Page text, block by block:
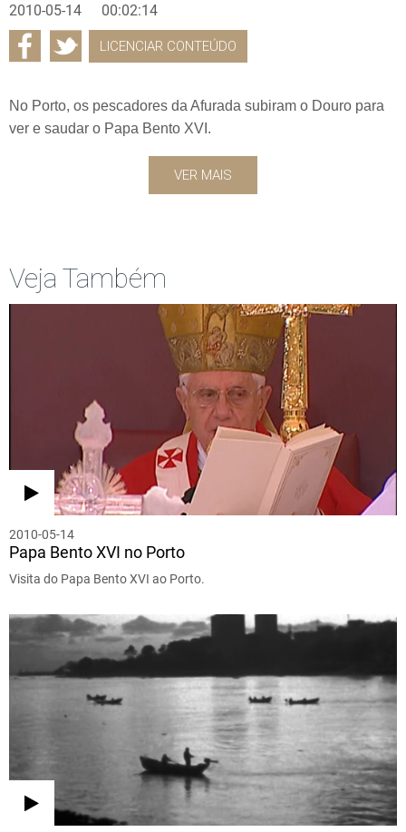
2010-05-14 00:02:14
LICENCIAR CONTEÚDO
No Porto, os pescadores da Afurada subiram o Douro para
ver e saudar o Papa Bento XVI.
VER MAIS
Veja Também
2010-05-14
Papa Bento XVI no Porto
Visita do Papa Bento XVI ao Porto.